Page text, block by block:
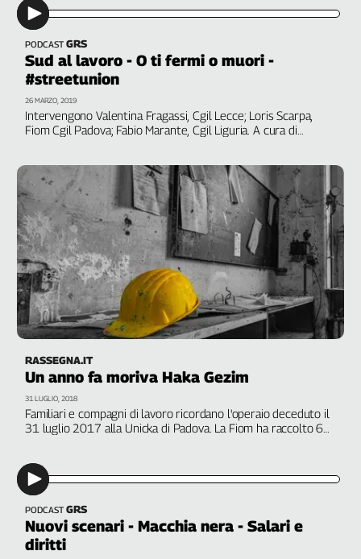
Fiom
Flai
Flc
Fp
Nidil
Inca
Caaf
Speciali
G8
di
Genova,
il
sangue
ragione
120
anni
Cgil
Collettiva
Play
Rubriche
Collettiva
PODCAST GRS
Sud al lavoro - O ti fermi o muori -
#streetunion
Intervengono Valentina Fragassi, Cgil Lecce; Loris Scarpa,
Fiom Cgil Padova; Fabio Marante, Cgil Liguria. A cura di
26 MARZO, 2019
RASSEGNA.IT
Un anno fa moriva Haka Gezim
Familiari e compagni di lavoro ricordano l'operaio deceduto il
31 luglio 2017 alla Unicka di Padova. La Fiom ha raccolto 6
31 LUGLIO, 2018
PODCAST GRS
Nuovi scenari - Macchia nera - Salari e
diritti